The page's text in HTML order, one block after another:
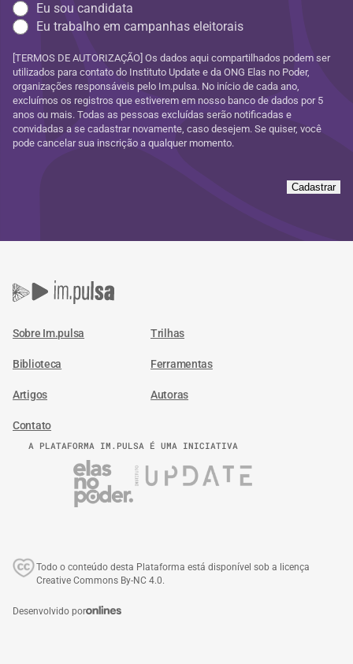
Eu sou candidata
Eu trabalho em campanhas eleitorais
[TERMOS DE AUTORIZAÇÃO] Os dados aqui compartilhados podem ser
utilizados para contato do Instituto Update e da ONG Elas no Poder,
organizações responsáveis pelo Im.pulsa. No início de cada ano,
excluímos os registros que estiverem em nosso banco de dados por 5
anos ou mais. Todas as pessoas excluídas serão notificadas e
convidadas a se cadastrar novamente, caso desejem. Se quiser, você
pode cancelar sua inscrição a qualquer momento.
Cadastrar
Sobre Im.pulsa Trilhas
Biblioteca Ferramentas
Artigos Autoras
Contato
A PLATAFORMA IM.PULSA É UMA INICIATIVA
Todo o conteúdo desta Plataforma está disponível sob a licença
Creative Commons By-NC 4.0.
Desenvolvido por